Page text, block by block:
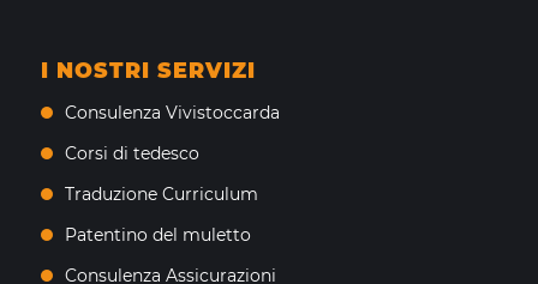
I NOSTRI SERVIZI
Consulenza Vivistoccarda
Corsi di tedesco
Traduzione Curriculum
Patentino del muletto
Consulenza Assicurazioni